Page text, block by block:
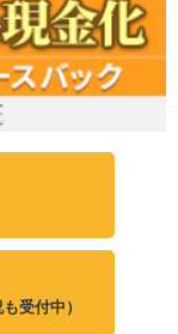
受付中）